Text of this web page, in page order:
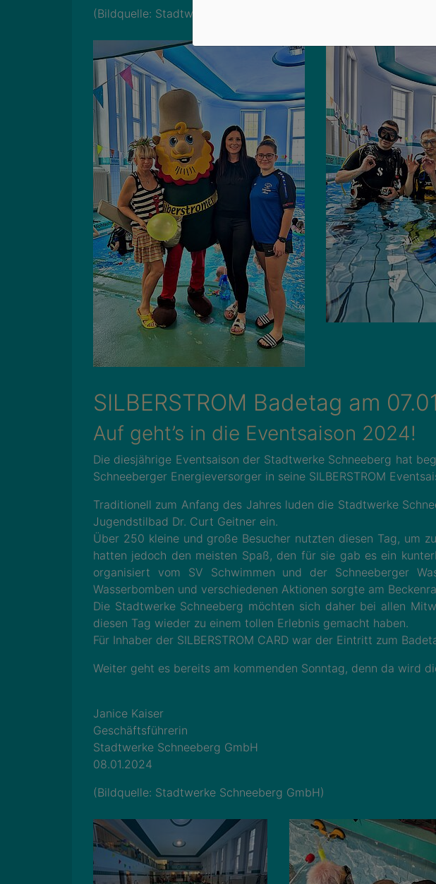
(Bildquelle: Stadtwerke Schneeberg GmbH)
SILBERSTROM Badetag am
Auf geht’s in die Eventsaison 2024!
Die diesjährige Eventsaison der Stadtwerke Schneeberg hat
Schneeberger Energieversorger in seine SILBERSTROM
Traditionell zum Anfang des Jahres luden die Stadtwerke
Jugendstilbad Dr. Curt Geitner ein.
Über 250 kleine und große Besucher nutzten diesen Tag, um
hatten jedoch den meisten Spaß, den für sie gab es ein
organisiert vom SV Schwimmen und der Schneeberger
Wasserbomben und verschiedenen Aktionen sorgte am
Die Stadtwerke Schneeberg möchten sich daher bei allen
diesen Tag wieder zu einem tollen Erlebnis gemacht haben.
Für Inhaber der SILBERSTROM CARD war der Eintritt zum
Weiter geht es bereits am kommenden Sonntag, denn da wird
Janice Kaiser
Geschäftsführerin
Stadtwerke Schneeberg GmbH
08.01.2024
(Bildquelle: Stadtwerke Schneeberg GmbH)